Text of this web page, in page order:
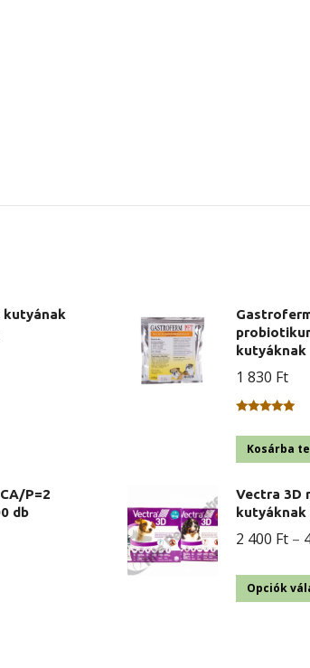
kutyának
kutyáknak
1 830 Ft
5.00/ 5
Kosárba
P=2
db
Vectra 3D
kutyáknak
2 400 Ft –
Opciók